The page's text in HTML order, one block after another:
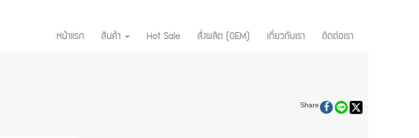
หน้าแรก สินค้า Hot Sale สั่งผลิต (OEM) เกี่ยวกับเรา ติดต่อเรา
Share